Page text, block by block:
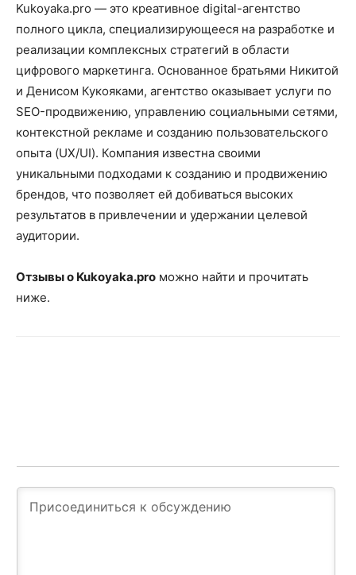
Kukoyaka.pro — это креативное digital-агентство
полного цикла, специализирующееся на разработке и
реализации комплексных стратегий в области
цифрового маркетинга. Основанное братьями Никитой
и Денисом Кукояками, агентство оказывает услуги по
SEO-продвижению, управлению социальными сетями,
контекстной рекламе и созданию пользовательского
опыта (UX/UI). Компания известна своими
уникальными подходами к созданию и продвижению
брендов, что позволяет ей добиваться высоких
результатов в привлечении и удержании целевой
аудитории.
Отзывы о Kukoyaka.pro можно найти и прочитать
ниже.